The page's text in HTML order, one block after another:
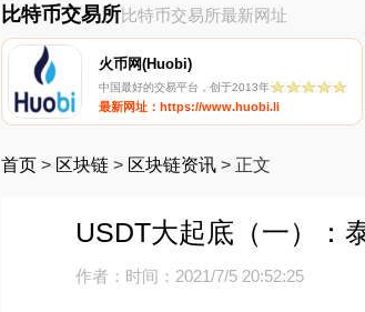
比特币交易所比特币交易所最新网址
火币网(Huobi)
中国最好的交易平台，创于2013年
最新网址：https://www.huobi.li
首页 > 区块链 > 区块链资讯 > 正文
USDT大起底（一）：
作者： 时间：2021/7/5 20:52:25